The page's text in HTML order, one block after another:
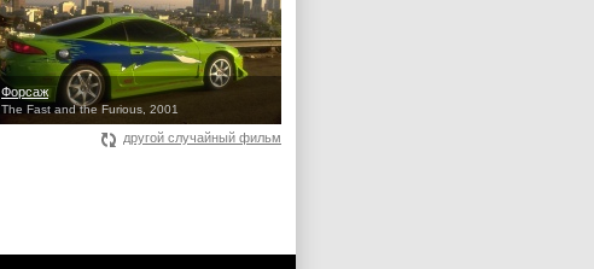
Форсаж
The Fast and the Furious, 2001
другой случайный фильм